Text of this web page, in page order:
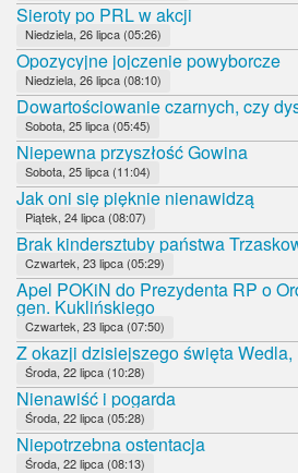
Sieroty po PRL w akcji
Niedziela, 26 lipca (05:26)
Opozycyjne jojczenie powyborcze
Niedziela, 26 lipca (08:10)
Dowartościowanie czarnych, czy
Sobota, 25 lipca (05:45)
Niepewna przyszłość Gowina
Sobota, 25 lipca (11:04)
Jak oni się pięknie nienawidzą
Piątek, 24 lipca (08:07)
Brak kindersztuby państwa
Czwartek, 23 lipca (05:29)
Apel POKiN do Prezydenta RP o
gen. Kuklińskiego
Czwartek, 23 lipca (07:50)
Z okazji dzisiejszego święta Wedla,
Środa, 22 lipca (10:28)
Nienawiść i pogarda
Środa, 22 lipca (05:28)
Niepotrzebna ostentacja
Środa, 22 lipca (08:13)